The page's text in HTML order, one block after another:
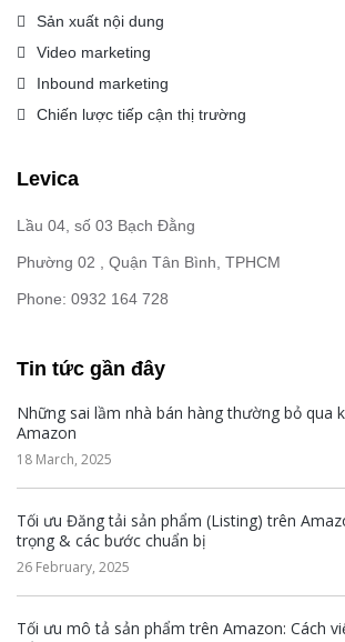
Sản xuất nội dung
Video marketing
Inbound marketing
Chiến lược tiếp cận thị trường
Levica
Lầu 04, số 03 Bạch Đằng
Phường 02 , Quận Tân Bình, TPHCM
Phone: 0932 164 728
Tin tức gần đây
Những sai lầm nhà bán hàng thường bỏ qua
Amazon
18 March, 2025
Tối ưu Đăng tải sản phẩm (Listing) trên
trọng & các bước chuẩn bị
26 February, 2025
Tối ưu mô tả sản phẩm trên Amazon: Cách